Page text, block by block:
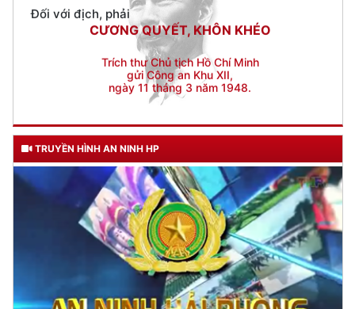
gửi Công an Khu XII,
ngày 11 tháng 3 năm 1948.
TRUYỀN HÌNH AN NINH HP